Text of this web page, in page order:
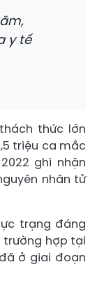
y tế
thức lớn
triệu ca mắc
ghi nhận
nhân tử
trạng đáng
trường hợp tại
ở giai đoạn